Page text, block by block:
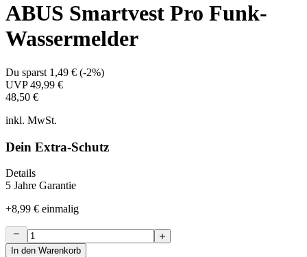
ABUS Smartvest Pro Funk-
Wassermelder
Du sparst 1,49 € (-2%)
UVP49,99 €
48,50 €
inkl. MwSt.
Dein Extra-Schutz
Details
5 Jahre Garantie
+8,99 € einmalig
In den Warenkorb